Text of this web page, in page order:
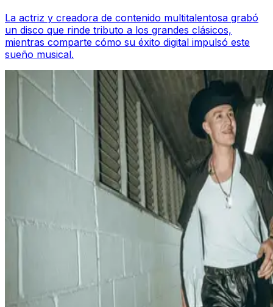
La actriz y creadora de contenido multitalentosa grabó
un disco que rinde tributo a los grandes clásicos,
mientras comparte cómo su éxito digital impulsó este
sueño musical.